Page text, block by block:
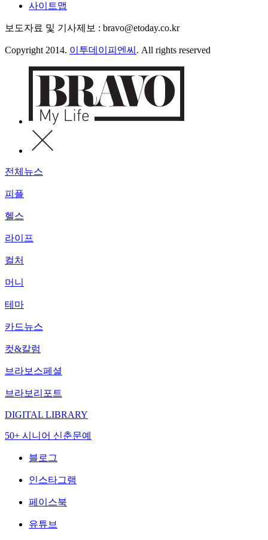
사이트맵
보도자료 및 기사제보 : bravo@etoday.co.kr
Copyright 2014. 이투데이피엔씨 . All rights reserved
전체뉴스
피플
헬스
라이프
컬처
머니
테마
카드뉴스
컷&칼럼
브라보스페셜
브라보리포트
DIGITAL LIBRARY
50+ 시니어 신춘문예
블로그
인스타그램
페이스북
유튜브